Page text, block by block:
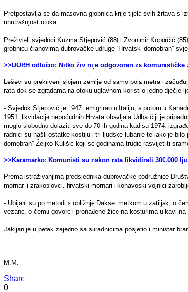
Pretpostavlja se da masovna grobnica krije tijela svih žrtava s
unutrašnjost otoka.
Preživjeli svjedoci Kuzma Stjepović (88) i Zvonimir Koporčić
grobnicu članovima dubrovačke udruge “Hrvatski domobran”
>>DORH odlučio: Nitko živ nije odgovoran za komunističke
Leševi su prekriveni slojem zemlje od samo pola metra i
rata dok se zgradama na otoku uglavnom koristilo jedno dječje
- Svjedok Stjepović je 1947. emigrirao u Italiju, a potom u
1951. likvidacije nepoćudnih Hrvata obavljala Udba čiji je
moglo slobodno dolaziti sve do 70-ih godina kad su 1974.
radnici su našli ostatke kostiju i tri ljudske lubanje te iako je bilo
domobran” Željko Kulišić koji se godinama trudio rasvijetliti
>>Karamarko: Komunisti su nakon rata likvidirali 300.000
Prema istraživanjima predsjednika dubrovačke podružnice
mornari i zrakoplovci, hrvatski mornari i konavoski vojnici
- Ubijani su po metodi s obližnje Dakse: metkom u zatiljak, o
vezane, o čemu govore i pronađene žice na kosturima u kavi na
Jakljan je u petak zajedno sa suradnicima posjetio i ministar
M.M.
Share
0